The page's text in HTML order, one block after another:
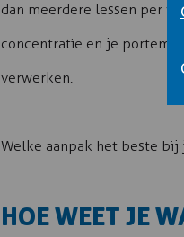
dan meerdere lessen per
concentratie en je
verwerken.
Welke aanpak het beste
HOE WEET JE